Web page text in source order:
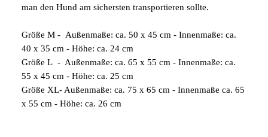
man den Hund am sichersten transportieren sollte.
Größe M - Außenmaße: ca. 50 x 45 cm - Innenmaße: ca.
40 x 35 cm - Höhe: ca. 24 cm
Größe L - Außenmaße: ca. 65 x 55 cm - Innenmaße: ca.
55 x 45 cm - Höhe: ca. 25 cm
Größe XL- Außenmaße: ca. 75 x 65 cm - Innenmaße ca. 65
x 55 cm - Höhe: ca. 26 cm